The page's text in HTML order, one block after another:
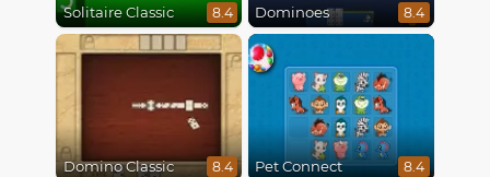
Solitaire Classic 8.4 Dominoes 8.4
Domino Classic 8.4 Pet Connect 8.4